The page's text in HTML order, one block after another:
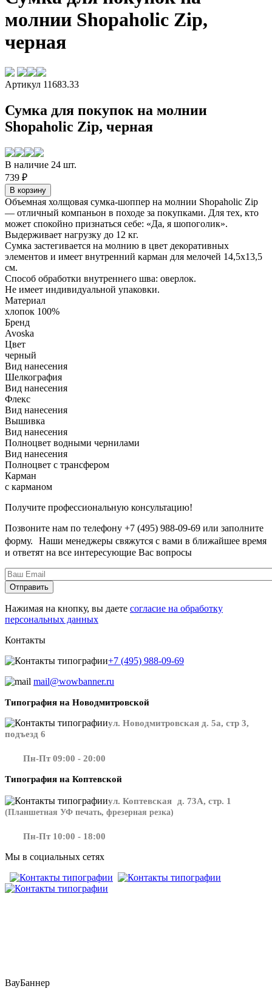
молнии Shopaholic Zip,
черная
Артикул 11683.33
Сумка для покупок на молнии
Shopaholic Zip, черная
В наличие 24 шт.
739 ₽
Объемная холщовая сумка-шоппер на молнии Shopaholic Zip
— отличный компаньон в походе за покупками. Для тех, кто
может спокойно признаться себе: «Да, я шопоголик».
Выдерживает нагрузку до 12 кг.
Сумка застегивается на молнию в цвет декоративных
элементов и имеет внутренний карман для мелочей 14,5x13,5
см.
Способ обработки внутреннего шва: оверлок.
Не имеет индивидуальной упаковки.
Материал
хлопок 100%
Бренд
Avoska
Цвет
черный
Вид нанесения
Шелкография
Вид нанесения
Флекс
Вид нанесения
Вышивка
Вид нанесения
Полноцвет водными чернилами
Вид нанесения
Полноцвет с трансфером
Карман
с карманом
Получите профессиональную консультацию!
Позвоните нам по телефону +7 (495) 988-09-69 или заполните
форму. Наши менеджеры свяжутся с вами в ближайшее время
и ответят на все интересующие Вас вопросы
Нажимая на кнопку, вы даете согласие на обработку
персональных данных
Контакты
+7 (495) 988-09-69
mail@wowbanner.ru
Типография на Новодмитровской
ул. Новодмитровская д. 5а, стр 3,
подъезд 6
Пн-Пт 09:00 - 20:00
Типография на Коптевской
ул. Коптевская д. 73А, стр. 1
(Планшетная УФ печать, фрезерная резка)
Пн-Пт 10:00 - 18:00
Мы в социальных сетях
ВауБаннер